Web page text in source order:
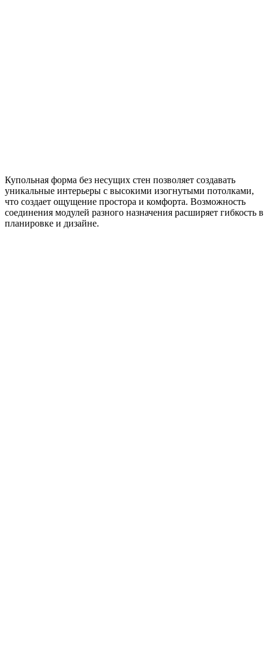
Купольная форма без несущих стен позволяет создавать
уникальные интерьеры с высокими изогнутыми потолками,
что создает ощущение простора и комфорта. Возможность
соединения модулей разного назначения расширяет гибкость в
планировке и дизайне.